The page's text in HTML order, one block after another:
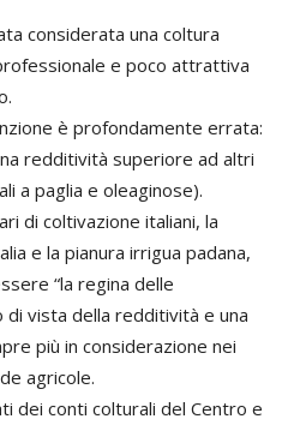
considerata una coltura
e poco attrattiva
è profondamente errata:
redditività superiore ad altri
a paglia e oleaginose).
di coltivazione italiani, la
e la pianura irrigua padana,
“la regina delle
di vista della redditività e una
più in considerazione nei
agricole.
dei conti colturali del Centro e